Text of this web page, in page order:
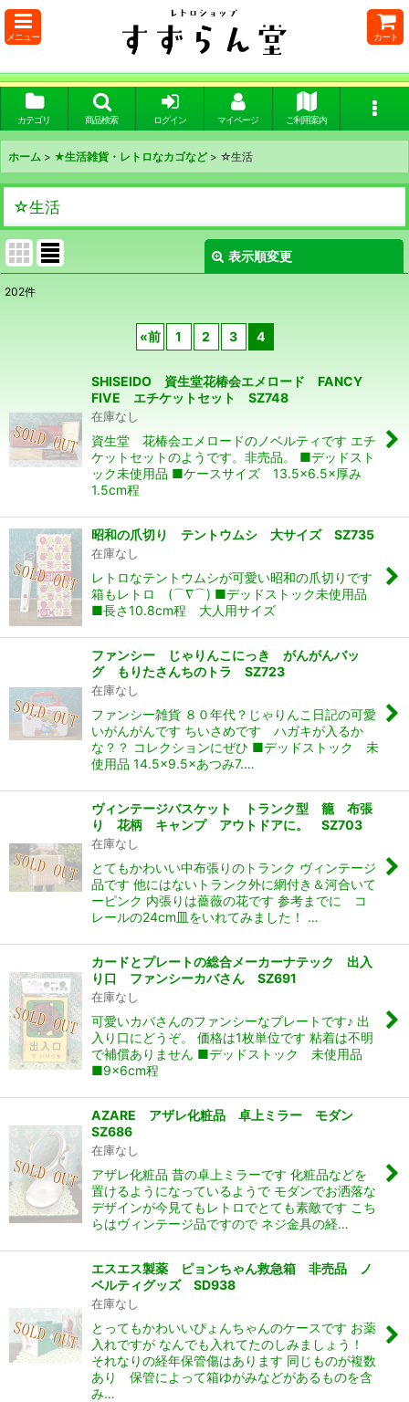
メニュー カート
カテゴリ 商品検索 ログイン マイページ ご利用案内
ホーム > ★生活雑貨・レトロなカゴなど > ☆生活
☆生活
表示順変更
絞り込む
202件
«前 1 2 3 4
SHISEIDO 資生堂花椿会エメロード FANCY
FIVE エチケットセット SZ748
在庫なし
資生堂 花椿会エメロードのノベルティです エチ
ケットセットのようです。非売品。 ■デッドスト
ック未使用品 ■ケースサイズ 13.5×6.5×厚み
1.5cm程
昭和の爪切り テントウムシ 大サイズ SZ735
在庫なし
レトロなテントウムシが可愛い昭和の爪切りです
箱もレトロ (⌒∇⌒) ■デッドストック未使用品
■長さ10.8cm程 大人用サイズ
ファンシー じゃりんこにっき がんがんバッ
グ もりたさんちのトラ SZ723
在庫なし
ファンシー雑貨 ８０年代？じゃりんこ日記の可愛
いがんがんです ちいさめです ハガキが入るか
な？？ コレクションにぜひ ■デッドストック 未
使用品 14.5×9.5×あつみ7.…
ヴィンテージバスケット トランク型 籠 布張
り 花柄 キャンプ アウトドアに。 SZ703
在庫なし
とてもかわいい中布張りのトランク ヴィンテージ
品です 他にはないトランク外に網付き＆河合いて
ーピンク 内張りは薔薇の花です 参考までに コ
レールの24cm皿をいれてみました！ …
カードとプレートの総合メーカーナテック 出入
り口 ファンシーカバさん SZ691
在庫なし
可愛いカバさんのファンシーなプレートです♪ 出
入り口にどうぞ。 価格は1枚単位です 粘着は不明
で補償ありません ■デッドストック 未使用品
■9×6cm程
AZARE アザレ化粧品 卓上ミラー モダン
SZ686
在庫なし
アザレ化粧品 昔の卓上ミラーです 化粧品などを
置けるようになっているようで モダンでお洒落な
デザインが今見てもレトロでとても素敵です こち
らはヴィンテージ品ですので ネジ金具の経…
エスエス製薬 ピョンちゃん救急箱 非売品 ノ
ベルティグッズ SD938
在庫なし
とってもかわいいぴょんちゃんのケースです お薬
入れですが なんでも入れてたのしみましょう！
それなりの経年保管傷はあります 同じものが複数
あり 保管によって箱ゆがみなどがあるものを含
み…